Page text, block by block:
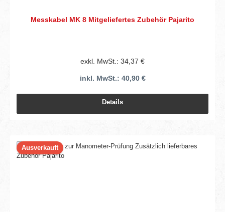
Messkabel MK 8 Mitgeliefertes Zubehör Pajarito
exkl. MwSt.: 34,37 €
inkl. MwSt.: 40,90 €
Details
Ausverkauft